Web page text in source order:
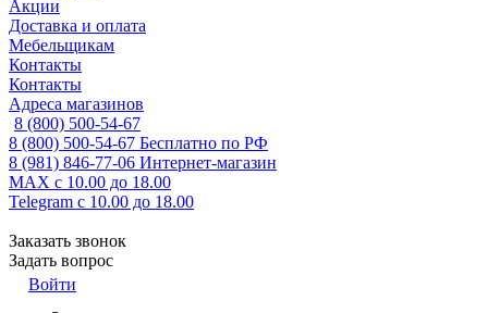
Акции
Доставка и оплата
Мебельщикам
Контакты
Контакты
Адреса магазинов
8 (800) 500-54-67
8 (800) 500-54-67 Бесплатно по РФ
8 (981) 846-77-06 Интернет-магазин
MAX с 10.00 до 18.00
Telegram с 10.00 до 18.00
Заказать звонок
Задать вопрос
Войти